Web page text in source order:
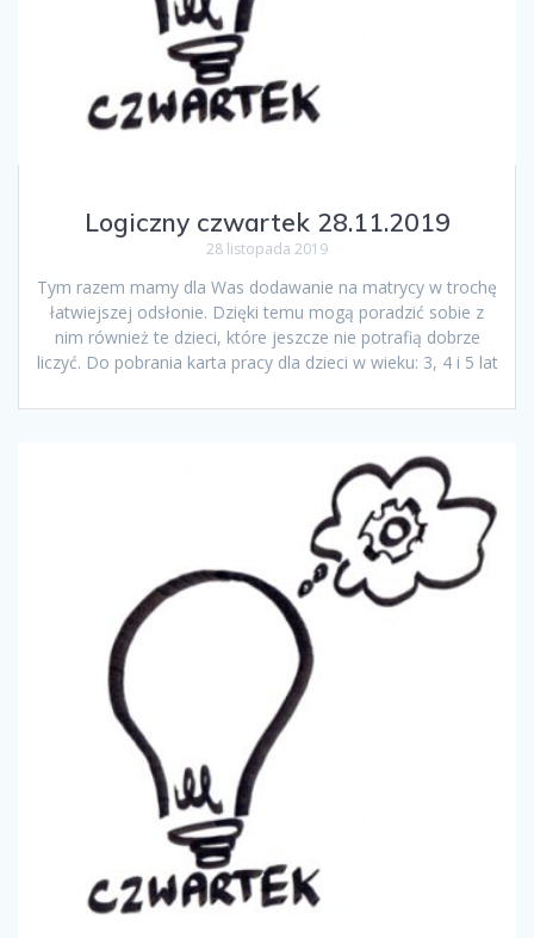
Logiczny czwartek 28.11.2019
28 listopada 2019
Tym razem mamy dla Was dodawanie na matrycy w trochę
łatwiejszej odsłonie. Dzięki temu mogą poradzić sobie z
nim również te dzieci, które jeszcze nie potrafią dobrze
liczyć. Do pobrania karta pracy dla dzieci w wieku: 3, 4 i 5 lat